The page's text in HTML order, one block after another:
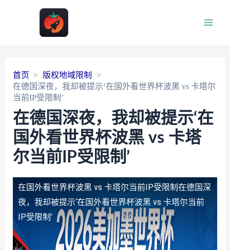
首页
版权地域限制
在德国深夜，我却被提示‘在国外看世界杯波黑 vs 卡塔尔
当前IP受限制’
在德国深夜，我却被提示‘在
国外看世界杯波黑 vs 卡塔
尔当前IP受限制’
在国外看世界杯波黑 vs 卡塔尔当前IP受限制 在德国深
夜，我却被提示‘在国外看世界杯波黑 vs 卡塔尔当前
IP受限制’